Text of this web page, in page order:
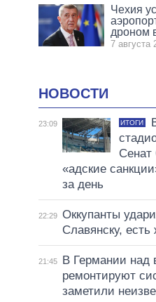
Чехия
дроном
7 августа
НОВОСТИ
23:09 ИТОГИ
«адские
за день
22:29 Оккупанты
Славянску,
21:45
В Германии над
ремонтируют
заметили